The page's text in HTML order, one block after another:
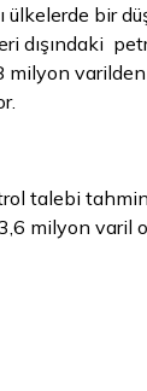
ülkelerde bir
dışındaki
milyon
talebi
milyon varil